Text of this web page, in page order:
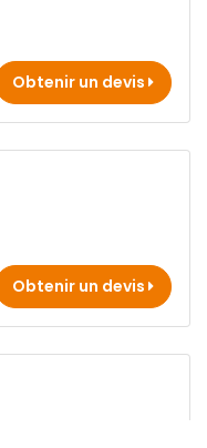
Obtenir un devis
Obtenir un devis